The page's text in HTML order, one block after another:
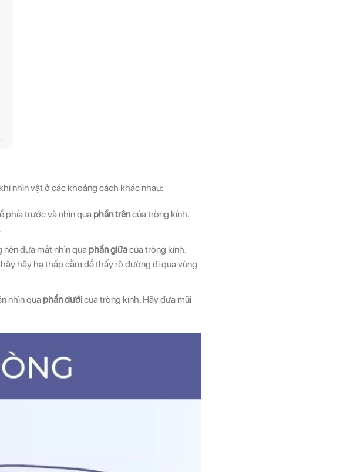
nhìn vật ở các khoảng cách khác nhau:
phía trước và nhìn qua phần trêncủa tròng kính.
đưa mắt nhìn qua phần giữacủa tròng kính.
hãy hạ thấp cằm để thấy rõ đường đi qua vùng
nhìn qua phần dướicủa tròng kính. Hãy đưa mũi